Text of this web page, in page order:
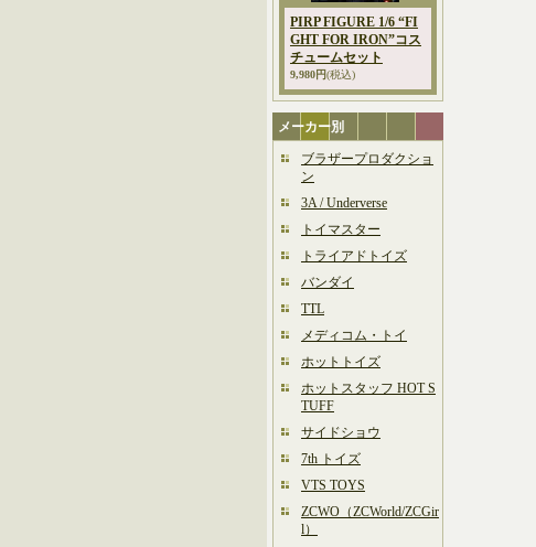
PIRP FIGURE 1/6 “FI
GHT FOR IRON”コス
チュームセット
9,980円(税込)
メーカー別
ブラザープロダクショ
ン
3A / Underverse
トイマスター
トライアドトイズ
バンダイ
TTL
メディコム・トイ
ホットトイズ
ホットスタッフ HOT S
TUFF
サイドショウ
7th トイズ
VTS TOYS
ZCWO（ZCWorld/ZCGir
l）